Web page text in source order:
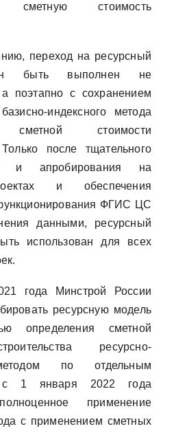
сметную стоимость
переход на ресурсный
быть выполнен не
поэтапно с сохранением
индексного метода
сметной стоимости
Только после тщательного
и апробирования на
и обеспечения
ФГИС ЦС
данными, ресурсный
использован для всех
года Минстрой России
ресурсную модель
определения сметной
ресурсно-
по отдельным
1 января 2022 года
применение
с применением сметных